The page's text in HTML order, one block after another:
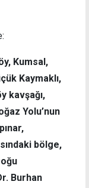
Kumsal,
Kaymaklı,
kavşağı,
Yolu’nun
bölge,
Burhan